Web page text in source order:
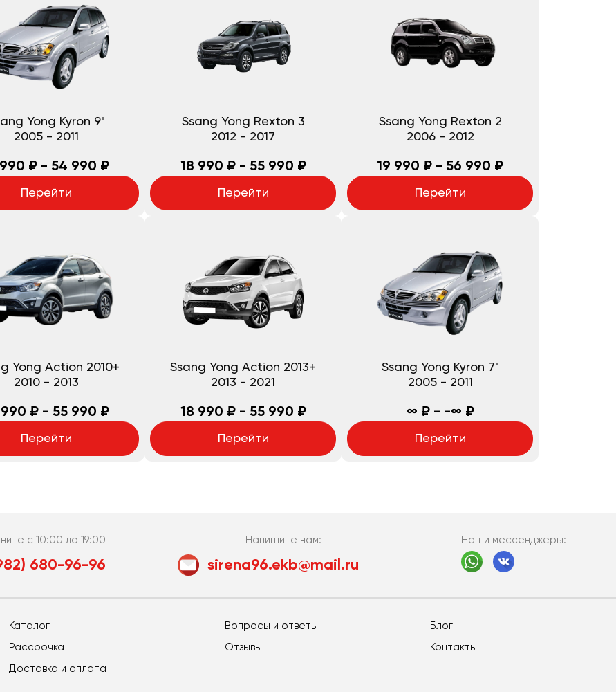
Yong Kyron 9"
2005 - 2011
990 ₽ - 54 990 ₽
Перейти
Ssang Yong Rexton 3
2012 - 2017
18 990 ₽ - 55 990 ₽
Перейти
Ssang Yong Rexton 2
2006 - 2012
19 990 ₽ - 56 990 ₽
Перейти
Yong Action 2010+
2010 - 2013
990 ₽ - 55 990 ₽
Перейти
Ssang Yong Action 2013+
2013 - 2021
18 990 ₽ - 55 990 ₽
Перейти
Ssang Yong Kyron 7"
2005 - 2011
∞ ₽ - -∞ ₽
Перейти
с 10:00 до 19:00
680-96-96
Напишите нам:
sirena96.ekb@mail.ru
Наши мессенджеры:
Каталог
Рассрочка
Доставка и оплата
Вопросы и ответы
Отзывы
Блог
Контакты